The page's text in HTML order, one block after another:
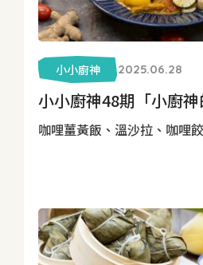
小小廚神 2025.06.28
小小廚神48期「小廚神
咖哩薑黃飯、溫沙拉、咖哩餃